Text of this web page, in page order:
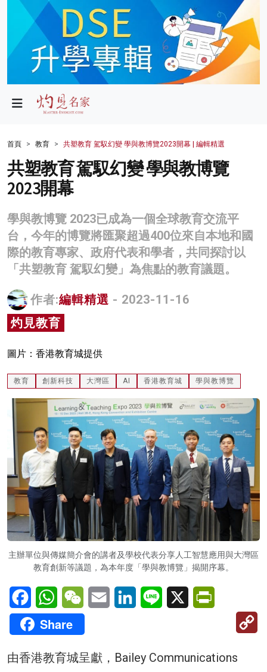
政局
財經
生活
健康
商業
科技
影片
灼見活動
關於我們
首頁 教育 共塑教育 駕馭幻變 學與教博覽2023開幕 | 編輯精選
共塑教育 駕馭幻變 學與教博覽
2023開幕
學與教博覽 2023已成為一個全球教育交流平
台，今年的博覽將匯聚超過400位來自本地和國
際的教育專家、政府代表和學者，共同探討以
「共塑教育 駕馭幻變」為焦點的教育議題。
作者:編輯精選 - 2023-11-16
灼見教育
圖片：香港教育城提供
教育 創新科技 大灣區 AI 香港教育城 學與教博覽
主辦單位與傳媒簡介會的講者及學校代表分享人工智慧應用與大灣區
教育創新等議題，為本年度「學與教博覽」揭開序幕。
FacebookWhatsAppWeChatEmail LinkedInLine X
Share
由香港教育城呈獻，Bailey Communications